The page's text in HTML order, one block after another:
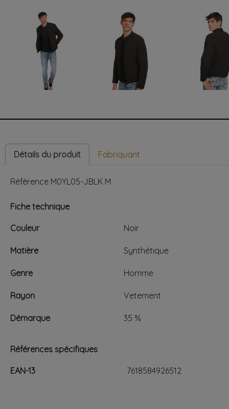
Détails du produit Fabriquant
Référence M0YL05-JBLK M
Fiche technique
Couleur Noir
Matière Synthétique
Genre Homme
Rayon Vetement
Démarque 35 %
Références spécifiques
EAN-13 7618584926512